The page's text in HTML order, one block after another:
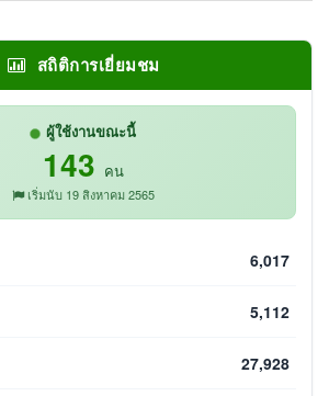
สถิติการเยี่ยมชม
ผู้ใช้งานขณะนี้
143 คน
เริ่มนับ 19 สิงหาคม 2565
6,017
5,112
27,928